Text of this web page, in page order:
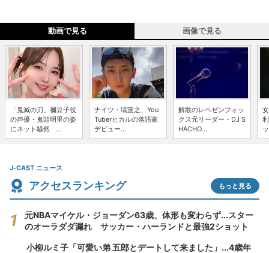
動画で見る 画像で見る
「鬼滅の刃」禰豆子役
の声優・鬼頭明里の姿
にネット騒然 ...
ナイツ・塙宣之、You
Tuberヒカルの落語家
デビュー...
解散のレペゼンフォッ
クス元リーダー・DJ S
HACHO...
J-CAST ニュース
アクセスランキング もっと見る
元NBAマイケル・ジョーダン63歳、体形も変わらず...スター
のオーラダダ漏れ サッカー・ハーランドと最強2ショット
小柳ルミ子「可愛い弟 五郎とデートして来ました」...4歳年